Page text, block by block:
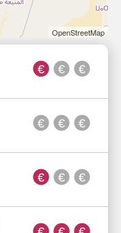
OpenStreetMap